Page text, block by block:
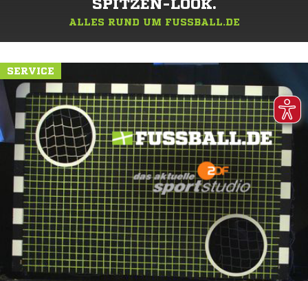
SPITZEN-LOOK.
ALLES RUND UM FUSSBALL.DE
SERVICE